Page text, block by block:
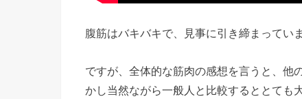
腹筋はバキバキで、見事に引き締まってい
ですが、全体的な筋肉の感想を言うと、他
かし当然ながら一般人と比較するととても